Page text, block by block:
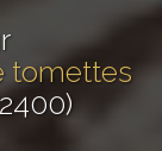
tomettes